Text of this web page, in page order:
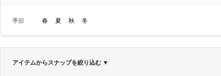
季節 春 夏 秋 冬
アイテムからスナップを絞り込む ▼